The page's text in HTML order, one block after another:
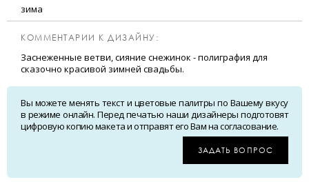
зима
КОММЕНТАРИИ К ДИЗАЙНУ:
Заснеженные ветви, сияние снежинок - полиграфия для
сказочно красивой зимней свадьбы.
Вы можете менять текст и цветовые палитры по Вашему вкусу
в режиме онлайн. Перед печатью наши дизайнеры подготовят
цифровую копию макета и отправят его Вам на согласование.
ЗАДАТЬ ВОПРОС